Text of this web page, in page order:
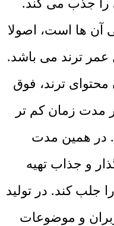
را جذب می کند.
آن ها است، اصولا
ترند می باشد.
ترند، فوق
مدت زمان کم تر
در همین مدت
و جذاب تهیه
جلب کند. در تولید
و موضوعات